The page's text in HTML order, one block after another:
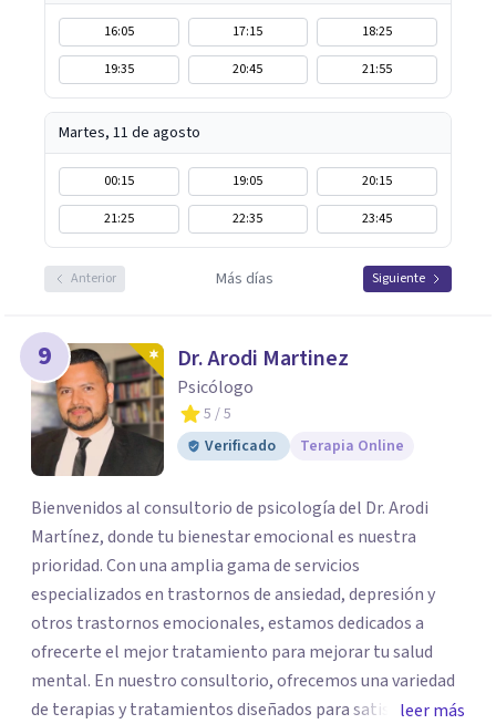
16:05 17:15
18:25
19:35
20:45 21:55
Martes, 11 de agosto
00:15 19:05
20:15
21:25
22:35 23:45
Anterior Más días Siguiente
9 Dr. Arodi Martinez
Psicólogo
5 / 5
Verificado
Terapia Online
Bienvenidos al consultorio de psicología del Dr. Arodi
Martínez, donde tu bienestar emocional es nuestra
prioridad. Con una amplia gama de servicios
especializados en trastornos de ansiedad, depresión y
otros trastornos emocionales, estamos dedicados a
ofrecerte el mejor tratamiento para mejorar tu salud
mental. En nuestro consultorio, ofrecemos una variedad
de terapias y tratamientos diseñados para satisfacer tus
leer más